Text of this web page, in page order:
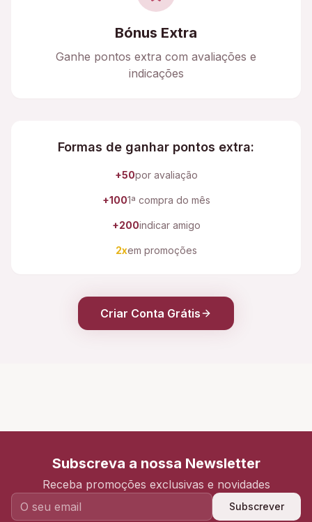
Bónus Extra
Ganhe pontos extra com avaliações e
indicações
Formas de ganhar pontos extra:
+50por avaliação
+1001ª compra do mês
+200indicar amigo
2xem promoções
Criar Conta Grátis
Subscreva a nossa Newsletter
Receba promoções exclusivas e novidades
Subscrever